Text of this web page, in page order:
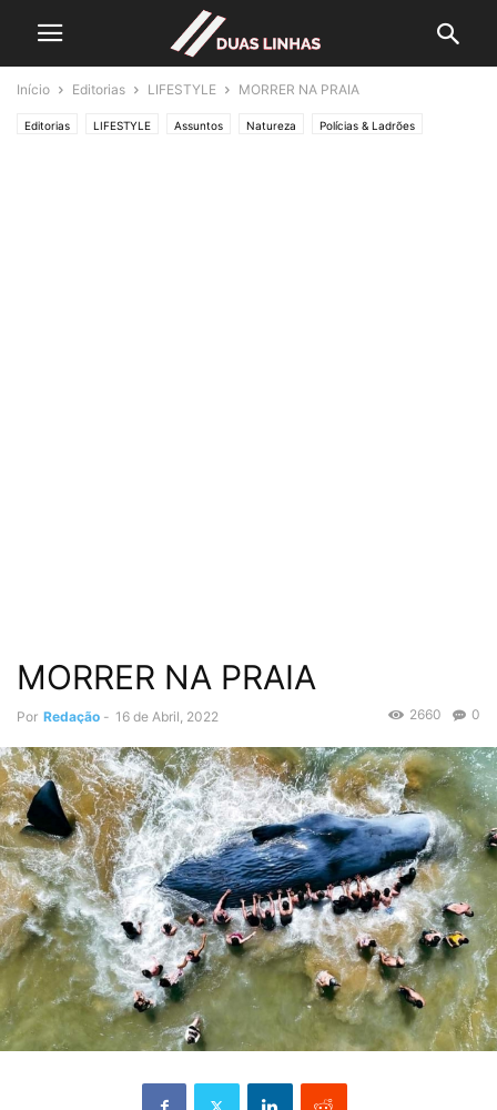
Início Editorias LIFESTYLE MORRER NA PRAIA
Editorias LIFESTYLE Assuntos Natureza Polícias & Ladrões
MORRER NA PRAIA
Por Redação - 16 de Abril, 2022 0
2660